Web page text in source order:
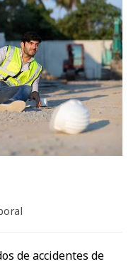
de accidentes de